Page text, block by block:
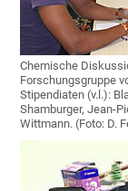
Chemische
Forschungsgruppe
Stipendiaten (v.l.):
Shamburger, Jean-
Wittmann. (Foto: D.